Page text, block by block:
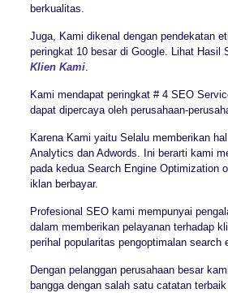
berkualitas.
Juga, Kami dikenal dengan pendekatan
peringkat 10 besar di Google. Lihat Hasil
Klien Kami.
Kami mendapat peringkat # 4 SEO
dapat dipercaya oleh perusahaan-
Karena Kami yaitu Selalu memberikan
Analytics dan Adwords. Ini berarti kami
pada kedua Search Engine Optimization
iklan berbayar.
Profesional SEO kami mempunyai
dalam memberikan pelayanan terhadap
perihal popularitas pengoptimalan search
Dengan pelanggan perusahaan besar
bangga dengan salah satu catatan